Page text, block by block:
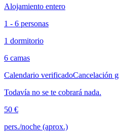
Alojamiento entero
1 - 6 personas
1 dormitorio
6 camas
Calendario verificadoCancelación
Todavía no se te cobrará nada.
50 €
pers./noche (aprox.)